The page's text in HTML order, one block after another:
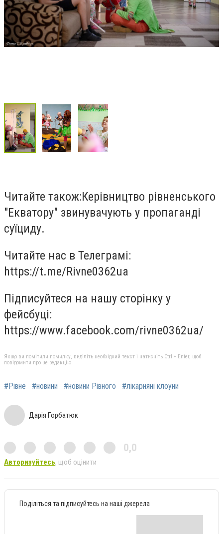
Читайте також:Керівництво рівненського
"Екватору" звинувачують у пропаганді
суїциду.
Читайте нас в Телеграмі:
https://t.me/Rivne0362ua
Підписуйтеся на нашу сторінку у
фейсбуці:
https://www.facebook.com/rivne0362ua/
Якщо ви помітили помилку, виділіть необхідний текст і натисніть Ctrl + Enter, щоб
повідомити про це редакцію
#Рівне #новини #новини Рівного #лікарняні клоуни
Дарія Горбатюк
0,0
Авторизуйтесь, щоб оцінити
Поділіться та підписуйтесь на наші джерела